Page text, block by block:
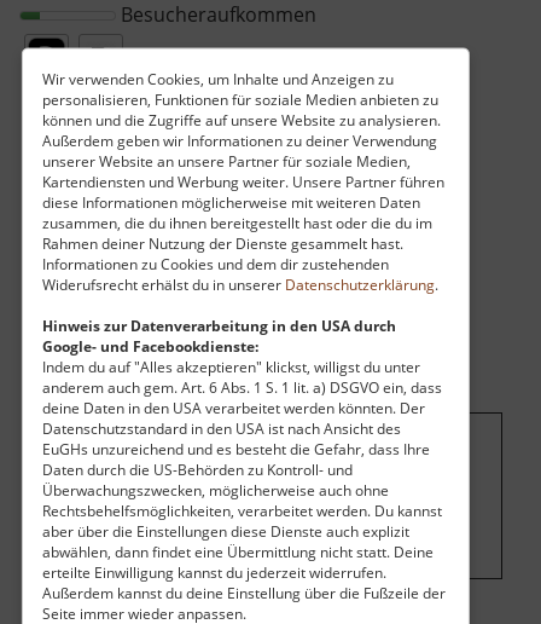
Wir verwenden Cookies, um Inhalte und Anzeigen zu
personalisieren, Funktionen für soziale Medien anbieten zu
können und die Zugriffe auf unsere Website zu analysieren.
Außerdem geben wir Informationen zu deiner Verwendung
unserer Website an unsere Partner für soziale Medien,
Kartendiensten und Werbung weiter. Unsere Partner führen
diese Informationen möglicherweise mit weiteren Daten
zusammen, die du ihnen bereitgestellt hast oder die du im
Rahmen deiner Nutzung der Dienste gesammelt hast.
Informationen zu Cookies und dem dir zustehenden
Widerufsrecht erhälst du in unserer Datenschutzerklärung.
Hinweis zur Datenverarbeitung in den USA durch
Google- und Facebookdienste:
Indem du auf "Alles akzeptieren" klickst, willigst du unter
anderem auch gem. Art. 6 Abs. 1 S. 1 lit. a) DSGVO ein, dass
deine Daten in den USA verarbeitet werden könnten. Der
Datenschutzstandard in den USA ist nach Ansicht des
EuGHs unzureichend und es besteht die Gefahr, dass Ihre
Daten durch die US-Behörden zu Kontroll- und
Überwachungszwecken, möglicherweise auch ohne
Rechtsbehelfsmöglichkeiten, verarbeitet werden. Du kannst
aber über die Einstellungen diese Dienste auch explizit
abwählen, dann findet eine Übermittlung nicht statt. Deine
erteilte Einwilligung kannst du jederzeit widerrufen.
Außerdem kannst du deine Einstellung über die Fußzeile der
Seite immer wieder anpassen.
Besucheraufkommen
Um dieses Projekt zu finanzieren, wird
hier Werbung eingeblendet.Cookie-
Einstellungen ändern.